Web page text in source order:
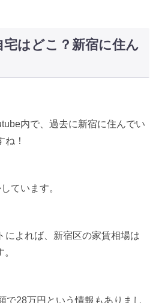
はどこ？新宿に住ん
内で、過去に新宿に住んでい
ね！
しています。
によれば、新宿区の家賃相場は
で28万円という情報もありまし